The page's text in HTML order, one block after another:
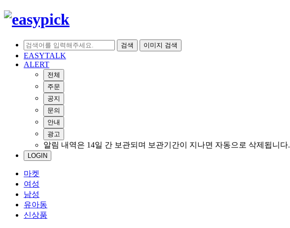
검색 이미지 검색
EASYTALK
ALERT
전체
주문
공지
문의
안내
광고
알림 내역은 14일 간 보관되며 보관기간이 지나면 자동으로 삭제됩니다.
LOGIN
마켓
여성
남성
유아동
신상품